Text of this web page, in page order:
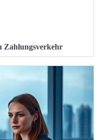
Zahlungsverkehr